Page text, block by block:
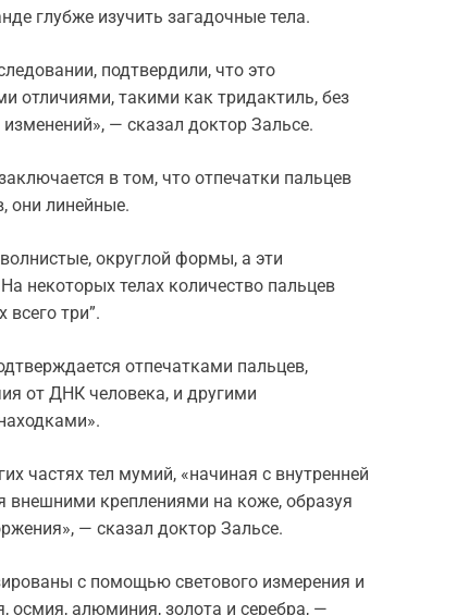
глубже изучить загадочные тела.
подтвердили, что это
отличиями, такими как тридактиль, без
— сказал доктор Зальсе.
в том, что отпечатки пальцев
они линейные.
округлой формы, а эти
некоторых телах количество пальцев
всего три”.
отпечатками пальцев,
от ДНК человека, и другими
частях тел мумий, «начиная с внутренней
внешними креплениями на коже, образуя
— сказал доктор Зальсе.
с помощью светового измерения и
осмия, алюминия, золота и серебра, —